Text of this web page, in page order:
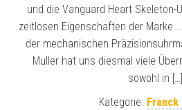
und die Vanguard Heart
zeitlosen Eigenschaften der Marke
der mechanischen
Muller hat uns diesmal viele
sowohl in […]
Kategorie: